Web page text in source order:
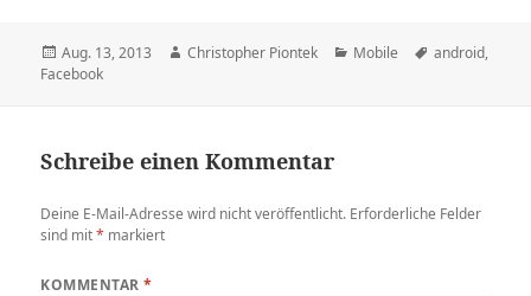
Veröffentlicht
am
Aug. 13, 2013 Autor
Christopher Piontek Kategorien
Mobile Schlagwörter
android,
Facebook
Schreibe einen Kommentar
Deine E-Mail-Adresse wird nicht veröffentlicht. Erforderliche Felder
sind mit* markiert
KOMMENTAR*